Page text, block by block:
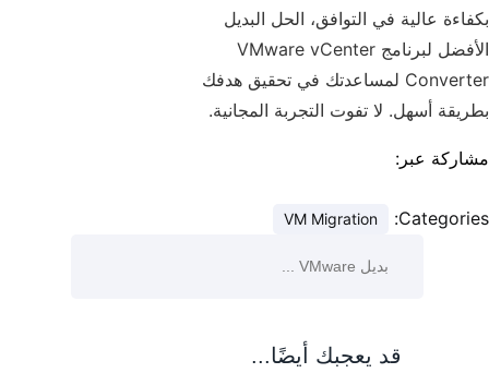
بكفاءة عالية في التوافق، الحل البديل
الأفضل لبرنامج VMware vCenter
Converter لمساعدتك في تحقيق هدفك
بطريقة أسهل. لا تفوت التجربة المجانية.
مشاركة عبر:
Categories:
VM Migration
قد يعجبك أيضًا...